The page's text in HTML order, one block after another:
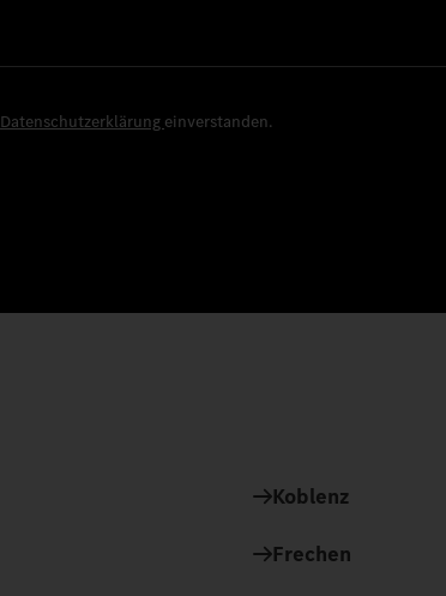
Datenschutzerklärung einverstanden.
Koblenz
Frechen